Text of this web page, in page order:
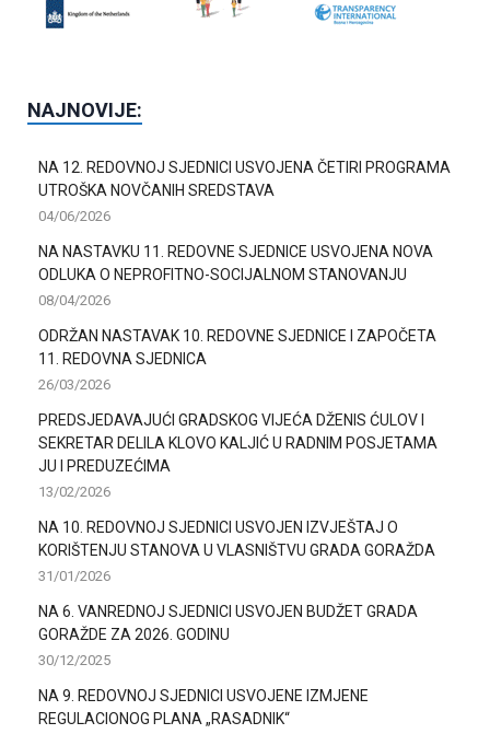
NAJNOVIJE:
NA 12. REDOVNOJ SJEDNICI USVOJENA ČETIRI PROGRAMA
UTROŠKA NOVČANIH SREDSTAVA
04/06/2026
NA NASTAVKU 11. REDOVNE SJEDNICE USVOJENA NOVA
ODLUKA O NEPROFITNO-SOCIJALNOM STANOVANJU
08/04/2026
ODRŽAN NASTAVAK 10. REDOVNE SJEDNICE I ZAPOČETA
11. REDOVNA SJEDNICA
26/03/2026
PREDSJEDAVAJUĆI GRADSKOG VIJEĆA DŽENIS ĆULOV I
SEKRETAR DELILA KLOVO KALJIĆ U RADNIM POSJETAMA
JU I PREDUZEĆIMA
13/02/2026
NA 10. REDOVNOJ SJEDNICI USVOJEN IZVJEŠTAJ O
KORIŠTENJU STANOVA U VLASNIŠTVU GRADA GORAŽDA
31/01/2026
NA 6. VANREDNOJ SJEDNICI USVOJEN BUDŽET GRADA
GORAŽDE ZA 2026. GODINU
30/12/2025
NA 9. REDOVNOJ SJEDNICI USVOJENE IZMJENE
REGULACIONOG PLANA „RASADNIK“